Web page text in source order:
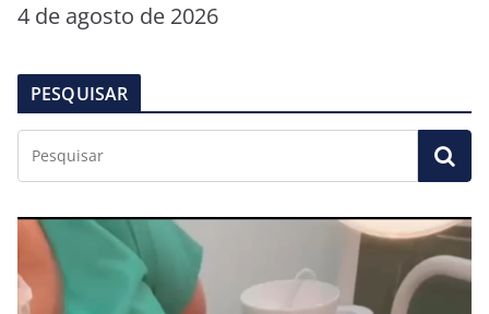
4 de agosto de 2026
PESQUISAR